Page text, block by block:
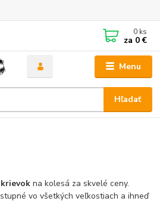
Menu
Hľadať
0 ks
za 0 €
na kolesá za skvelé ceny.
vo všetkých veľkostiach a ihneď